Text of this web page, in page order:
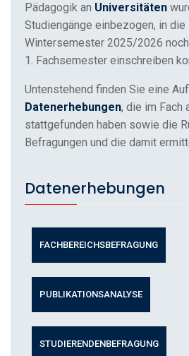
Pädagogik an Universitäten
Studiengänge einbezogen, in die
Wintersemester 2025/2026
1. Fachsemester einschreiben
Untenstehend finden Sie eine
Datenerhebungen, die im Fach
stattgefunden haben sowie die
Befragungen und die damit
Datenerhebungen
FACHBEREICHSBEFRAGUNG
PUBLIKATIONSANALYSE
STUDIERENDEN­BEFRAGUNG